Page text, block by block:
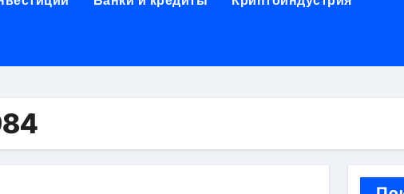
этапы строительства, проверка застройщика и сценарии
информация о сельскохозяйственных предприятиях
станций серий T330 и T990